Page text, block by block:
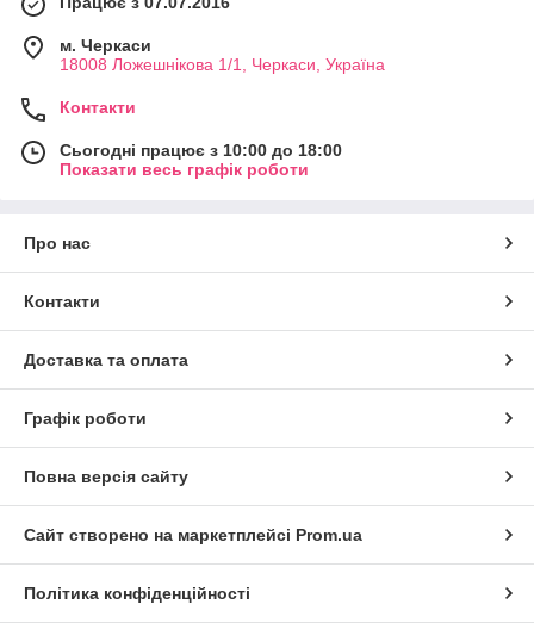
м. Черкаси
18008 Ложешнікова 1/1, Черкаси, Україна
Контакти
Сьогодні працює з 10:00 до 18:00
Показати весь графік роботи
Про нас
Контакти
Доставка та оплата
Графік роботи
Повна версія сайту
Сайт створено на маркетплейсі Prom.ua
Політика конфіденційності